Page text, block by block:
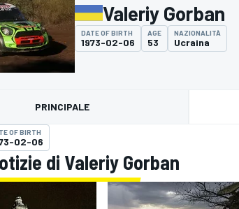
WEC
Valeriy Gorban
DATE OF BIRTH
1973-02-06
AGE
53
NAZIONALITÀ
Ucraina
PRINCIPALE
OF BIRTH
02-06
di Valeriy Gorban